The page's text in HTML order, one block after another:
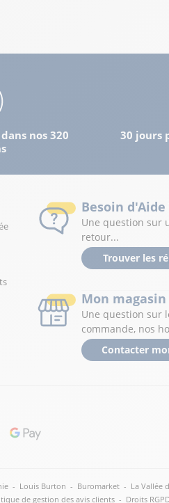
nos 320
30 jours
Besoin d'Aide
Une question sur
retour...
Trouver les
Mon magasin
Une question sur
commande, nos
Contacter
- Louis Burton - Buromarket - La Vallée
de gestion des avis clients - Droits